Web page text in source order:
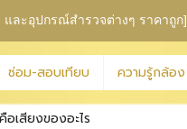
และอุปกรณ์สำรวจต่างๆ ราคาถูก]
ซ่อม-สอบเทียบ ความรู้กล้อง
เสียงของอะไร